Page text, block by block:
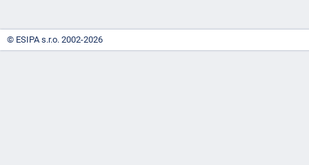
© ESIPA s.r.o. 2002-2026